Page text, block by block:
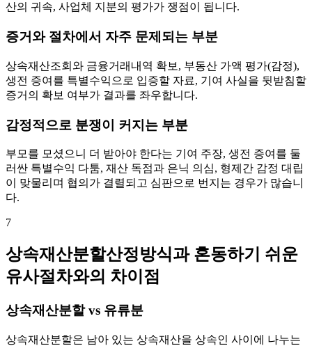
산의 귀속, 사업체 지분의 평가가 쟁점이 됩니다.
증거와 절차에서 자주 문제되는 부분
상속재산조회와 금융거래내역 확보, 부동산 가액 평가(감정),
생전 증여를 특별수익으로 입증할 자료, 기여 사실을 뒷받침할
증거의 확보 여부가 결과를 좌우합니다.
감정적으로 분쟁이 커지는 부분
부모를 모셨으니 더 받아야 한다는 기여 주장, 생전 증여를 둘
러싼 특별수익 다툼, 재산 독점과 은닉 의심, 형제간 감정 대립
이 맞물리며 협의가 결렬되고 심판으로 번지는 경우가 많습니
다.
7
상속재산분할산정방식과 혼동하기 쉬운
유사절차와의 차이점
상속재산분할 vs 유류분
상속재산분할은 남아 있는 상속재산을 상속인 사이에 나누는